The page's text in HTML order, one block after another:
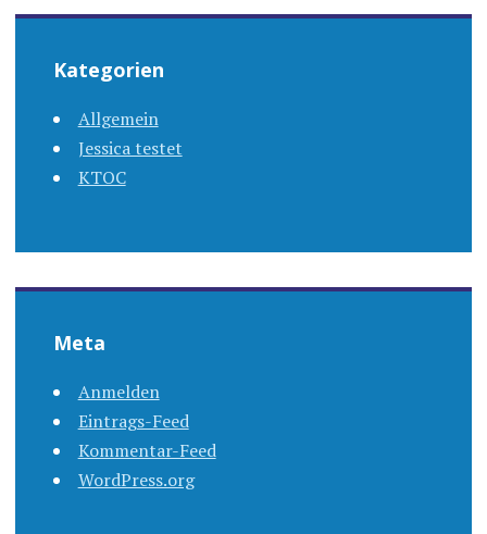
Kategorien
Allgemein
Jessica testet
KTOC
Meta
Anmelden
Eintrags-Feed
Kommentar-Feed
WordPress.org